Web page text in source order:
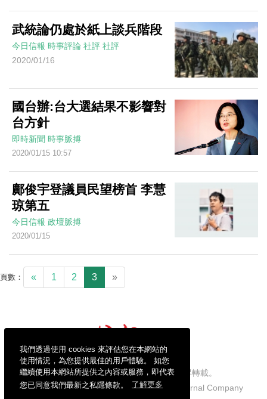
我們透過使用 cookies 來評估您在本網站的
使用情況，為您提供最佳的用戶體驗。 如您
繼續使用本網站所提供之內容或服務，即代表
您已同意我們最新之私隱條款。
了解更多
武統論仍處於紙上談兵階段
今日信報 時事評論 社評 社評
2020/01/16
國台辦:台大選結果不影響對
台方針
即時新聞 時事脈搏
2020/01/15 10:57
鄺俊宇登議員民望榜首 李慧
琼第五
今日信報 政壇脈搏
2020/01/15
頁數： « 1 2 3 »
信報財經新聞有限公司版權所有，不得轉載。
Copyright © 2026 Hong Kong Economic Journal Company